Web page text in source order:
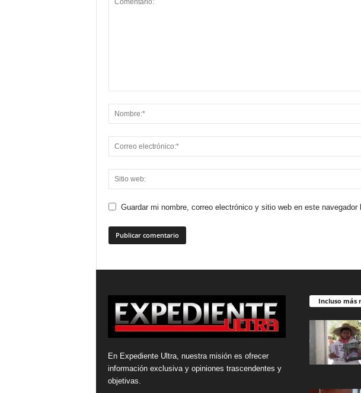
Guardar mi nombre, correo electrónico y sitio web en este
En Expediente Ultra, nuestra misión es ofrecer
información exclusiva y opiniones trascendentes y
objetivas.
Incluso más